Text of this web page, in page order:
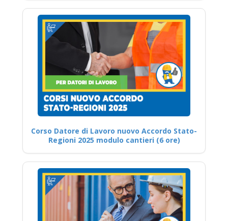
Corso Datore di Lavoro nuovo Accordo Stato-
Regioni 2025 modulo cantieri (6 ore)